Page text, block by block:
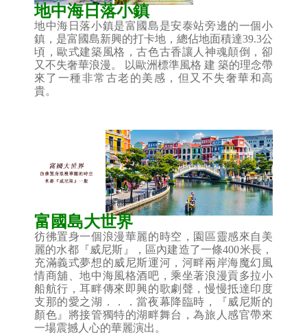
地中海日落小鎮
地中海日落小鎮是富國島是安泰站旁邊的一個小
鎮，是富國島新興的打卡地，總佔地面積達39.3公
頃，歐式建築風格，古色古香讓人神魂顛倒，卻
又不失奢華浪漫。 以歐洲標準風格​​ 建 築的理念帶
來了一種非常古老的美感，但又不失奢華和高
貴。
富國島大世界
彷彿置身一個浪漫華麗的時空，園區靈感來自美
麗的水都『威尼斯』，區內建造了一條400米長，
充滿義式夢想的威尼斯運河，河畔兩岸海魔幻風
情商舖、地中海風格酒吧，乘坐著浪漫貢多拉小
船航行，耳畔傳來即興的歌劇聲，慢慢抵達印度
支那的愛之湖．．．當夜幕降臨時，『威尼斯的
顏色』將接管獨特的湖畔舞台，為旅人感官帶來
一場震撼人心的華麗演出。